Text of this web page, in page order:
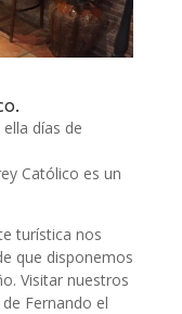
días de
Católico es un
turística nos
que disponemos
Visitar nuestros
Fernando el